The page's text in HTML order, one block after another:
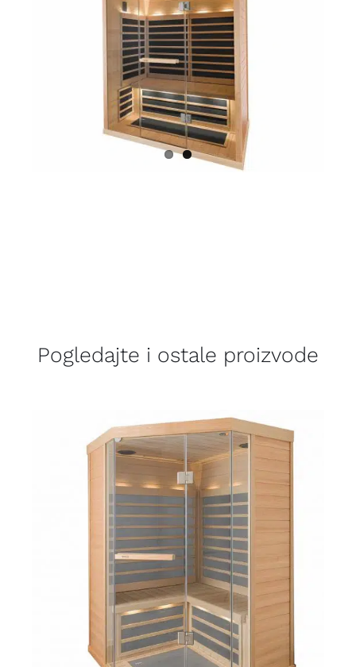
Pogledajte i ostale proizvode
DETALJI